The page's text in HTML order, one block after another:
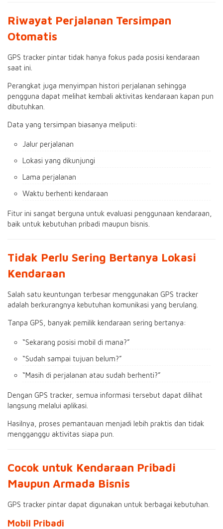
Riwayat Perjalanan Tersimpan
Otomatis
GPS tracker pintar tidak hanya fokus pada posisi kendaraan
saat ini.
Perangkat juga menyimpan histori perjalanan sehingga
pengguna dapat melihat kembali aktivitas kendaraan kapan pun
dibutuhkan.
Data yang tersimpan biasanya meliputi:
Jalur perjalanan
Lokasi yang dikunjungi
Lama perjalanan
Waktu berhenti kendaraan
Fitur ini sangat berguna untuk evaluasi penggunaan kendaraan,
baik untuk kebutuhan pribadi maupun bisnis.
Tidak Perlu Sering Bertanya Lokasi
Kendaraan
Salah satu keuntungan terbesar menggunakan GPS tracker
adalah berkurangnya kebutuhan komunikasi yang berulang.
Tanpa GPS, banyak pemilik kendaraan sering bertanya:
“Sekarang posisi mobil di mana?”
“Sudah sampai tujuan belum?”
“Masih di perjalanan atau sudah berhenti?”
Dengan GPS tracker, semua informasi tersebut dapat dilihat
langsung melalui aplikasi.
Hasilnya, proses pemantauan menjadi lebih praktis dan tidak
mengganggu aktivitas siapa pun.
Cocok untuk Kendaraan Pribadi
Maupun Armada Bisnis
GPS tracker pintar dapat digunakan untuk berbagai kebutuhan.
Mobil Pribadi